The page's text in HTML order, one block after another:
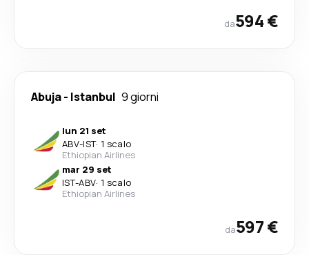
da594 €
Abuja- Istanbul 9 giorni
lun 21 set
ABV-IST· 1 scalo
Ethiopian Airlines
mar 29 set
IST-ABV· 1 scalo
Ethiopian Airlines
da597 €